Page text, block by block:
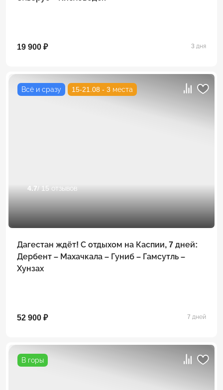
19 900 ₽ 3 дня
Всё и сразу 15-21.08 - 3 места
4.7/ 15 отзывов
Дагестан ждёт! С отдыхом на Каспии, 7 дней:
Дербент – Махачкала – Гуниб – Гамсутль –
Хунзах
52 900 ₽ 7 дней
В горы